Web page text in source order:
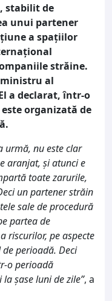
stabilit de
unui partener
a spațiilor
străine.
ministru al
a declarat, într-o
organizată de
urmă, nu este clar
aranjat, și atunci e
toate zarurile,
un partener străin
sale de procedură
partea de
riscurilor, pe aspecte
perioadă. Deci
o perioadă
șase luni de zile”, a